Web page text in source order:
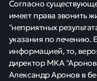
Согласно
имеет права звонить
"неприятных
указания по лечению.
информацией, то,
директор МКА
Александр Аронов в